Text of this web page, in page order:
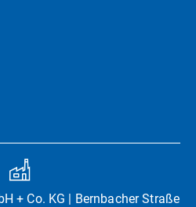
+ Co. KG | Bernbacher Straße